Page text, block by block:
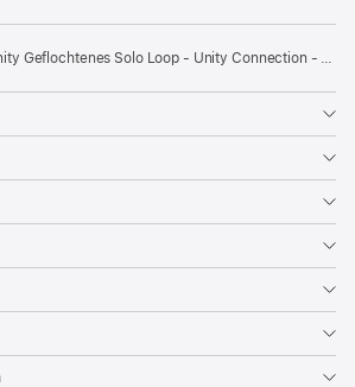
neues
Geflochtenes Solo Loop - Unity Connection - Größe 9